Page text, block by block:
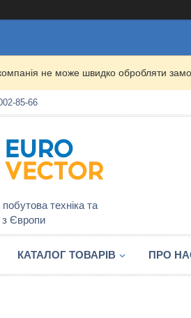
не може швидко обробляти
85-66
техніка та
з Європи
КАТАЛОГ ТОВАРІВ ПРО